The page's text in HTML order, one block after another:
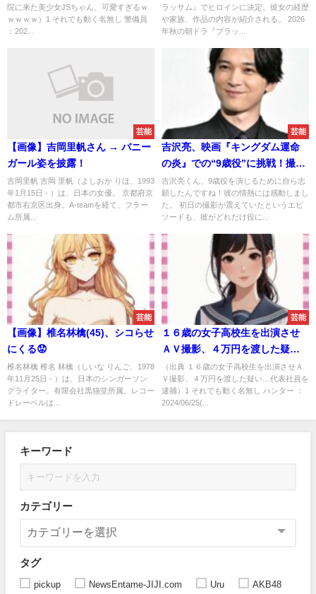
院に来た美少女JSちゃん、可愛すぎるｗ
ｗｗｗｗ）1 それでも動く名無し 警備員
：202...
ラッサム』でヒロインに決定。彼女の経歴
や家族、作品の内容が紹介される。 2026
年秋の朝ドラ『ブラッ...
芸能
【画像】吉岡里帆さん → バニー
ガール姿を披露！
吉岡里帆 吉岡 里帆（よしおか りほ、1993
年1月15日 - ）は、日本の女優。 京都府京
都市右京区出身。A-teamを経て、フラー
ム所属...
芸能
吉沢亮、映画『キングダム運命
の炎』での“9歳役”に挑戦！撮影
初日の緊張を告白！
吉沢亮くん、9歳役を演じるために自ら志
願したんですね！彼の情熱には感動しまし
た。 初日の撮影が震えていたというエピ
ソードも、彼がどれだけ役に...
芸能
【画像】椎名林檎(45)、シコらせ
にくる😟
椎名林檎 椎名 林檎（しいな りんご、1978
年11月25日 - ）は、日本のシンガーソン
グライター。有限会社黒猫堂所属。レコー
ドレーベルは...
芸能
１６歳の女子高校生を出演させ
ＡＶ撮影、４万円を渡した疑
い…代表社員を逮捕
（出典 １６歳の女子高校生を出演させＡ
Ｖ撮影、４万円を渡した疑い…代表社員を
逮捕）1 それでも動く名無し ハンター ：
2024/06/25(...
キーワード
カテゴリー
タグ
pickup NewsEntame-JIJI.com Uru
AKB48